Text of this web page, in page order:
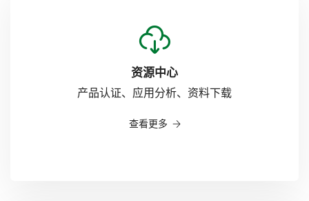
8
9
资源中心
产品认证、应用分析、资料下载
查看更多